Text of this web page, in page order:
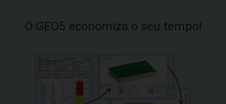
O GEO5 economiza o seu tempo!